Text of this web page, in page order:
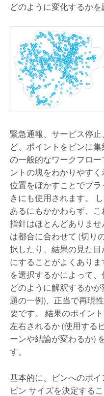
どのように変化するかを
緊急通報、サービス停
ど、ポイントをビンに
の一般的なワークフロ
ントの塊をわかりやす
位置をぼかすことでプ
きにも使用されます。
あるにもかかわらず、
指針はほとんどありま
は都合に合わせて (切り
択したり、結果の見た
にすることがよくあり
を選択するかによって
どのように解釈するか
題の一例)、正当で再現
要です。 結果のポイン
左右されるか (使用する
ーンや結論が変わるか)
す。
基本的に、ビンへのポ
ビン サイズを決定する